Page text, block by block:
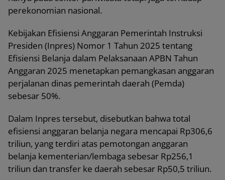
perekonomian nasional.
Kebijakan Efisiensi Anggaran Pemerintah Instruksi
Presiden (Inpres) Nomor 1 Tahun 2025 tentang
Efisiensi Belanja dalam Pelaksanaan APBN Tahun
Anggaran 2025 menetapkan pemangkasan anggaran
perjalanan dinas pemerintah daerah (Pemda)
sebesar 50%.
Dalam Inpres tersebut, disebutkan bahwa total
efisiensi anggaran belanja negara mencapai Rp306,6
triliun, yang terdiri atas pemotongan anggaran
belanja kementerian/lembaga sebesar Rp256,1
triliun dan transfer ke daerah sebesar Rp50,5 triliun.